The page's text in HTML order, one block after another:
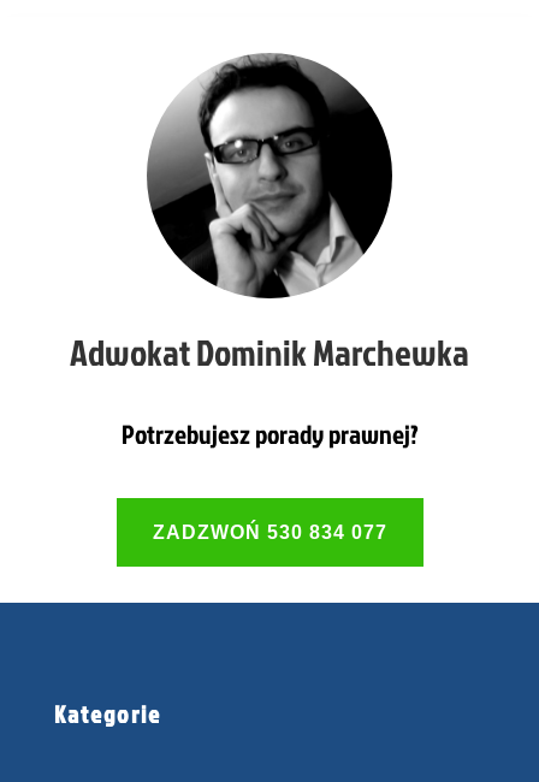
Adwokat Dominik Marchewka
Potrzebujesz porady prawnej?
ZADZWOŃ 530 834 077
Kategorie